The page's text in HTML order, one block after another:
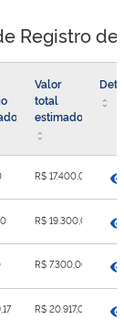
Registro de
Valor
total
estimado
R$ 17.400,00
R$ 19.300,00
R$ 7.300,00
R$ 20.917,00